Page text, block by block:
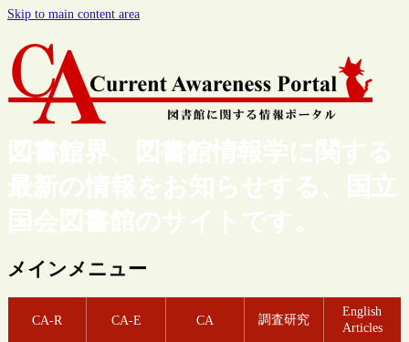
Skip to main content area
図書館界、図書館情報学に関する
最新の情報をお知らせする、国立
国会図書館のサイトです。
メインメニュー
CA-R CA-E CA 調査研究
English
Articles